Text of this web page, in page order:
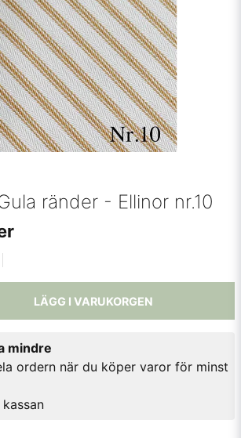
ränder - Ellinor nr.10
LÄGG I VARUKORGEN
mindre
ordern när du köper varor för minst
kassan